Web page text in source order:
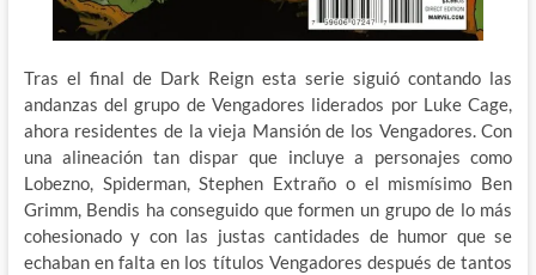
Tras el final de Dark Reign esta serie siguió contando las
andanzas del grupo de Vengadores liderados por Luke Cage,
ahora residentes de la vieja Mansión de los Vengadores. Con
una alineación tan dispar que incluye a personajes como
Lobezno, Spiderman, Stephen Extraño o el mismísimo Ben
Grimm, Bendis ha conseguido que formen un grupo de lo más
cohesionado y con las justas cantidades de humor que se
echaban en falta en los títulos Vengadores después de tantos